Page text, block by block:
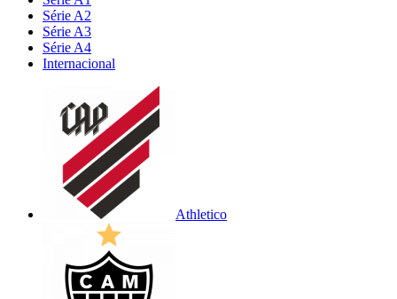
Série A2
Série A3
Série A4
Internacional
Athletico